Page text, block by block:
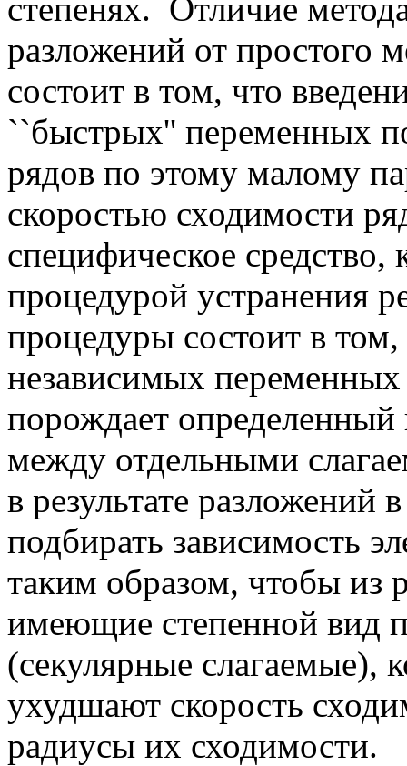
степенях. Отличие
разложений от простого
состоит в том, что
``быстрых'' переменных
рядов по этому малому
скоростью сходимости
специфическое средство,
процедурой устранения
процедуры состоит в
независимых
порождает определенный
между отдельными
в результате разложений
подбирать зависимость
таким образом, чтобы из
имеющие степенной вид
(секулярные слагаемые),
ухудшают скорость
радиусы их сходимости.